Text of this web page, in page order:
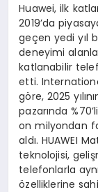
Huawei, ilk
2019’da
geçen yedi yıl
deneyimi
katlanabilir
etti.
göre, 2025
pazarında
on milyondan
aldı. HUAWEI
teknolojisi,
telefonlarla
özelliklerine